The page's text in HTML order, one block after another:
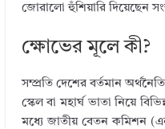
জোরালো হুঁশিয়ারি দিয়েছেন
ক্ষোভের মূলে কী?
সম্প্রতি দেশের বর্তমান
স্কেল বা মহার্ঘ ভাতা নিয়ে
মধ্যে জাতীয় বেতন কমিশন